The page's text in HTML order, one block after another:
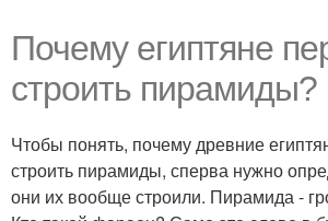
Почему египтяне
строить пирамиды?
Чтобы понять, почему древние
строить пирамиды, сперва нужно
они их вообще строили. Пирамида -